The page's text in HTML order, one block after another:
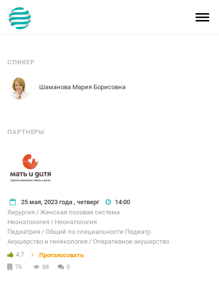
СПИКЕР
Шаманова Мария Борисовна
ПАРТНЕРЫ
25 мая, 2023 года , четверг
14:00
Хирургия / Женская половая система
Неонатология / Неонатология
Педиатрия / Общий по специальности Педиатр
Акушерство и гинекология / Оперативное акушерство
4.7
Проголосовать
76
88 0